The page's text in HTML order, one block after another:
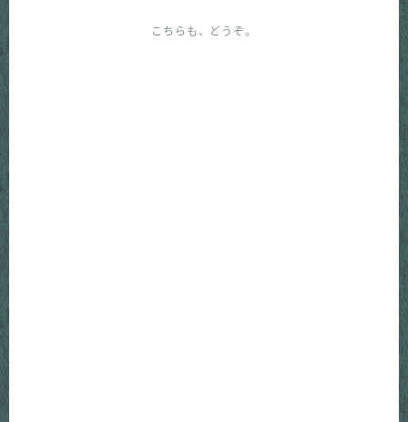
こちらも、どうぞ。